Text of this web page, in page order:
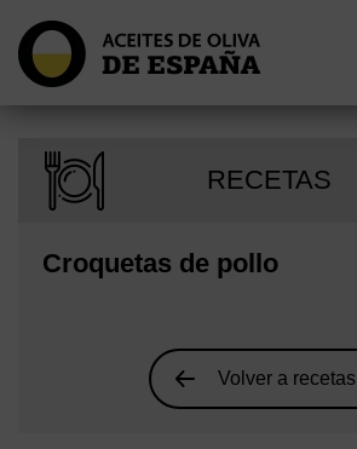
RECETAS
Croquetas de pollo
Volver a recetas